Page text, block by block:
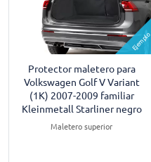
Ejemplo
Protector maletero para
Volkswagen Golf V Variant
(1K) 2007-2009 familiar
Kleinmetall Starliner negro
Maletero superior